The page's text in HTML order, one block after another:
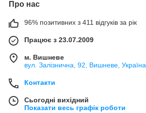
Про нас
96% позитивних з 411 відгуків за рік
Працює з 23.07.2009
м. Вишневе
вул. Залізнична, 92, Вишневе, Україна
Контакти
Сьогодні вихідний
Показати весь графік роботи